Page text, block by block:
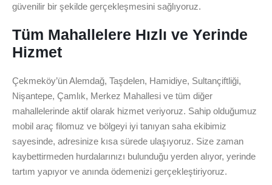
güvenilir bir şekilde gerçekleşmesini sağlıyoruz.
Tüm Mahallelere Hızlı ve Yerinde
Hizmet
Çekmeköy’ün Alemdağ, Taşdelen, Hamidiye, Sultançiftliği,
Nişantepe, Çamlık, Merkez Mahallesi ve tüm diğer
mahallelerinde aktif olarak hizmet veriyoruz. Sahip olduğumuz
mobil araç filomuz ve bölgeyi iyi tanıyan saha ekibimiz
sayesinde, adresinize kısa sürede ulaşıyoruz. Size zaman
kaybettirmeden hurdalarınızı bulunduğu yerden alıyor, yerinde
tartım yapıyor ve anında ödemenizi gerçekleştiriyoruz.